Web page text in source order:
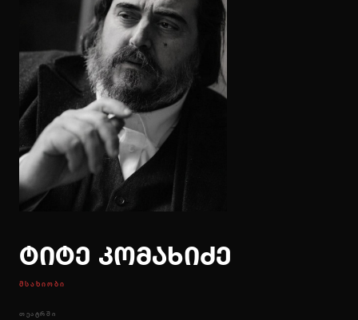
ᲙᲝᲜᲢᲐᲥᲢᲘ
ქართ ENG
ᲑᲘᲚᲔᲗᲘᲡ ᲨᲔᲫᲔᲜᲐ
ტიტე კომახიძე
ᲛᲡᲐᲮᲘᲝᲑᲘ
ᲗᲔᲐᲢᲠᲨᲘ